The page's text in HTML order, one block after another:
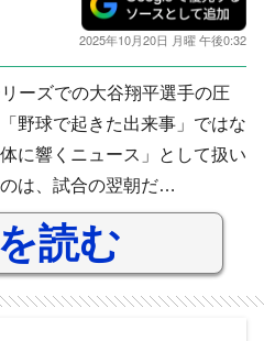
2025年10月20日 月曜 午後0:32
ーズでの大谷翔平選手の圧
野球で起きた出来事」ではな
に響くニュース」として扱い
は、試合の翌朝だ…
読む